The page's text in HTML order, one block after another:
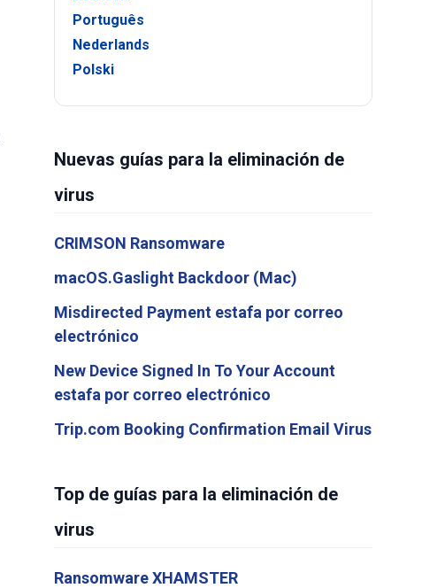
Português
Nederlands
Polski
Nuevas guías para la eliminación de
virus
CRIMSON Ransomware
macOS.Gaslight Backdoor (Mac)
Misdirected Payment estafa por correo
electrónico
New Device Signed In To Your Account
estafa por correo electrónico
Trip.com Booking Confirmation Email Virus
Top de guías para la eliminación de
virus
Ransomware XHAMSTER